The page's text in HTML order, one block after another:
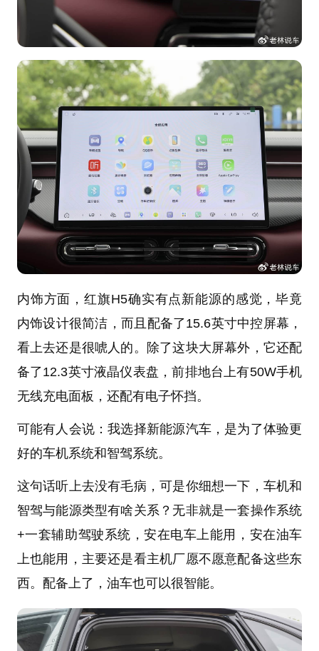
内饰方面，红旗H5确实有点新能源的感觉，毕竟
内饰设计很简洁，而且配备了15.6英寸中控屏幕，
看上去还是很唬人的。除了这块大屏幕外，它还配
备了12.3英寸液晶仪表盘，前排地台上有50W手机
无线充电面板，还配有电子怀挡。
可能有人会说：我选择新能源汽车，是为了体验更
好的车机系统和智驾系统。
这句话听上去没有毛病，可是你细想一下，车机和
智驾与能源类型有啥关系？无非就是一套操作系统
+一套辅助驾驶系统，安在电车上能用，安在油车
上也能用，主要还是看主机厂愿不愿意配备这些东
西。配备上了，油车也可以很智能。